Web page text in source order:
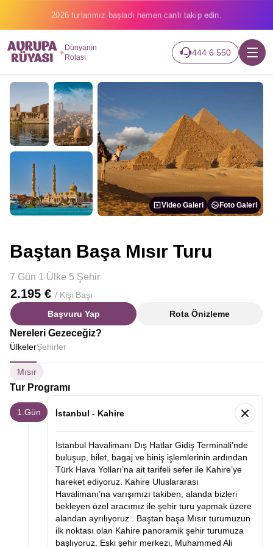
2026 turlarımız başladı hemen canlı takip edin.
Dünyanın
Rotası
444 6 550
Video Galeri Foto Galeri
Baştan Başa Mısır Turu
7 Gün 1 Ülke 5 Şehir
2.195 € / Kişi Başı
Başvuru Yap
Rota Önizleme
Nereleri Gezeceğiz?
ÜlkelerŞehirler
Mısır
Tur Programı
1.Gün İstanbul - Kahire
İstanbul Havalimanı Dış Hatlar Gidiş Terminali’nde
buluşup, bilet, bagaj ve biniş işlemlerinin ardından
Türk Hava Yolları’na ait tarifeli sefer ile Kahire’ye
hareket ediyoruz. Kahire Uluslararası
Havalimanı’na varışımızı takiben, alanda bizleri
bekleyen özel aracımız ile şehir turu yapmak üzere
alandan ayrılıyoruz . Baştan başa Mısır turumuzun
ilk noktası olan Kahire panoramik şehir turumuza
başlıyoruz. Eski şehir merkezi, Muhammed Ali